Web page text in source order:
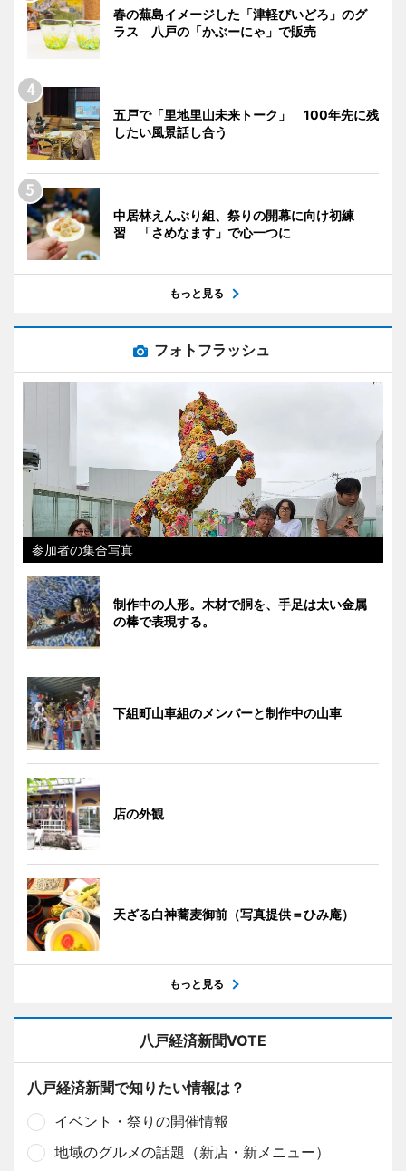
春の蕪島イメージした「津軽びいどろ」のグ
ラス 八戸の「かぶーにゃ」で販売
五戸で「里地里山未来トーク」 100年先に残
したい風景話し合う
中居林えんぶり組、祭りの開幕に向け初練
習 「さめなます」で心一つに
もっと見る
フォトフラッシュ
参加者の集合写真
制作中の人形。木材で胴を、手足は太い金属
の棒で表現する。
下組町山車組のメンバーと制作中の山車
店の外観
天ざる白神蕎麦御前（写真提供＝ひみ庵）
もっと見る
八戸経済新聞VOTE
八戸経済新聞で知りたい情報は？
イベント・祭りの開催情報
地域のグルメの話題（新店・新メニュー）